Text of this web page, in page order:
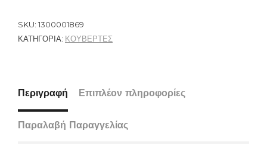
SKU: 1300001869
ΚΑΤΗΓΟΡΊΑ: ΚΟΥΒΕΡΤΕΣ
Περιγραφή Επιπλέον πληροφορίες
Παραλαβή Παραγγελίας